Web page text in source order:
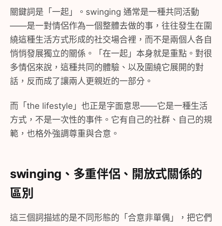
關鍵詞是「一起」。swinging 通常是一種共同活動
——是一對情侶作為一個整體去做的事，往往發生在圍
繞這種生活方式形成的社交場合裡，而不是兩個人各自
悄悄發展獨立的關係。「在一起」本身就是重點。對很
多情侶來說，這種共同的體驗、以及圍繞它展開的對
話，反而成了讓兩人更親近的一部分。
而「the lifestyle」也正是字面意思——它是一種生活
方式，不是一次性的事件。它有自己的社群、自己的規
範，也格外強調尊重與合意。
swinging、多重伴侶、開放式關係的
區別
這三個詞描述的是不同形態的「合意非單偶」，把它們